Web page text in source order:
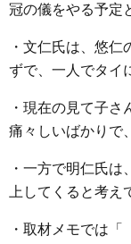
冠の儀をやる予定
・文仁氏は、悠
ずで、一人でタイ
・現在の見て子
痛々しいばかりで
・一方で明仁氏
上してくると考え
・取材メモでは